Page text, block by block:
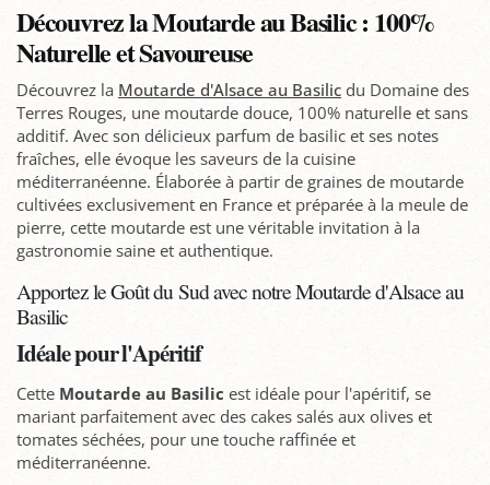
Découvrez la Moutarde au Basilic : 100%
Naturelle et Savoureuse
Découvrez la Moutarde d'Alsace au Basilic du Domaine des
Terres Rouges, une moutarde douce, 100% naturelle et sans
additif. Avec son délicieux parfum de basilic et ses notes
fraîches, elle évoque les saveurs de la cuisine
méditerranéenne. Élaborée à partir de graines de moutarde
cultivées exclusivement en France et préparée à la meule de
pierre, cette moutarde est une véritable invitation à la
gastronomie saine et authentique.
Apportez le Goût du Sud avec notre Moutarde d'Alsace au
Basilic
Idéale pour l'Apéritif
Cette Moutarde au Basilic est idéale pour l'apéritif, se
mariant parfaitement avec des cakes salés aux olives et
tomates séchées, pour une touche raffinée et
méditerranéenne.